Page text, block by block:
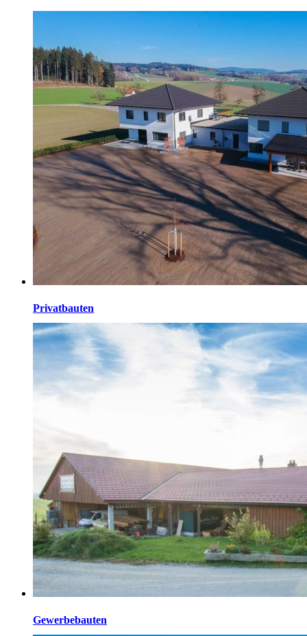
Privatbauten
Einfamilienhaus Großpötzl Einfamilienhaus Leithner Neubau
Schmid-Lamprecht Planung An- und Umbau Fasching
Garage und Umbau Ablinger Planung Unterholzer Gestaltung
Ablinger Allgemein Anbau Bauer Tennisverein Rainbach
Neubau Unterholzer Sanierung Goldberger Poolanlage
Grünberger Thermische Sanierung Hackinger Anbau Garage
Gewerbebauten